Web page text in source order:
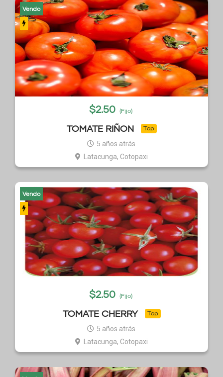
Vendo
$2.50 (Fijo)
TOMATE RIÑON Top
5 años atrás
Latacunga, Cotopaxi
Vendo
$2.50 (Fijo)
TOMATE CHERRY Top
5 años atrás
Latacunga, Cotopaxi